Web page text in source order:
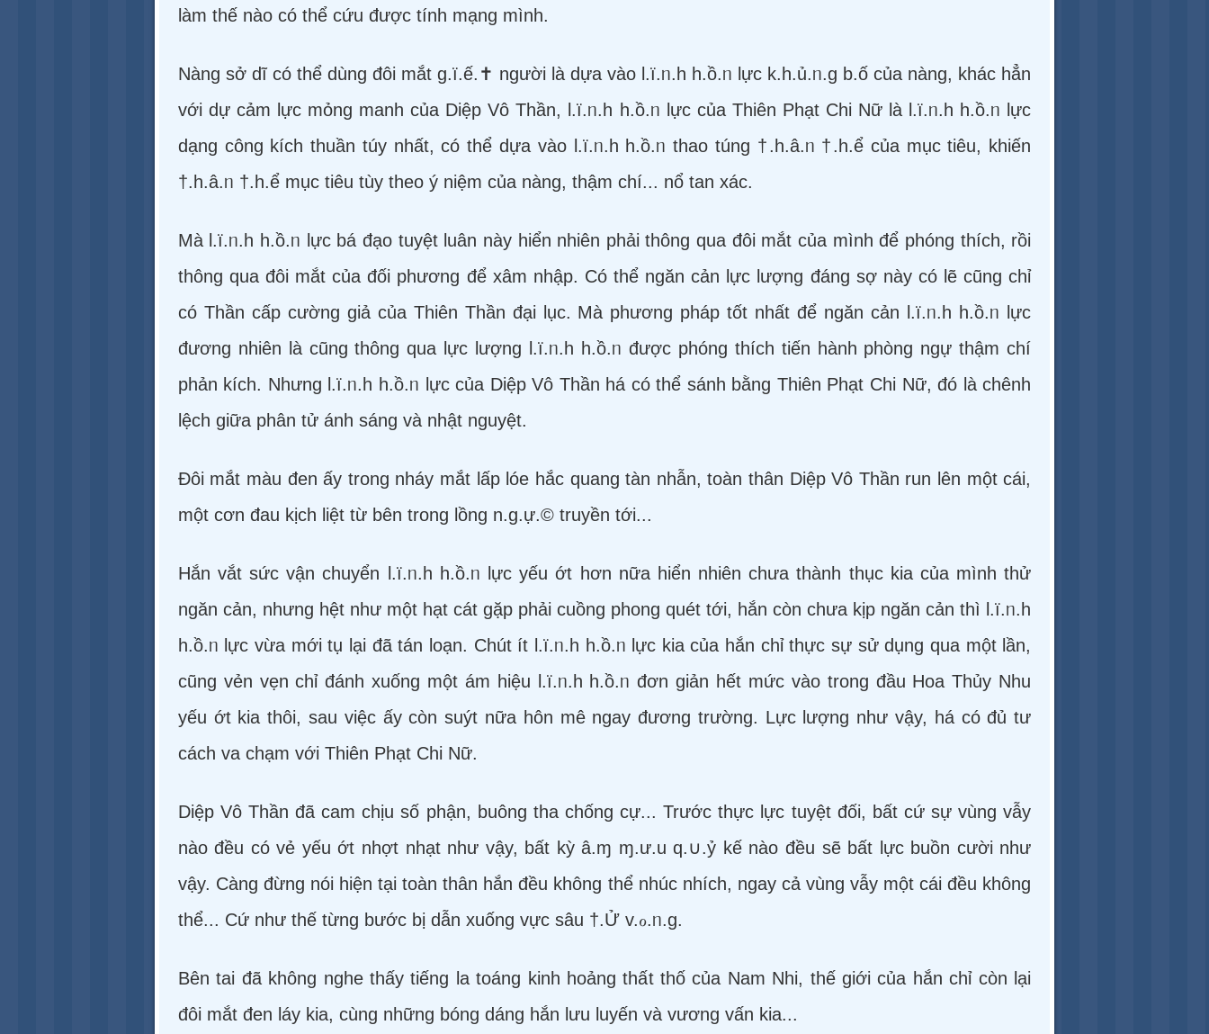
làm thế nào có thể cứu được tính mạng mình.
Nàng sở dĩ có thể dùng đôi mắt g.ï.ế.✝ người là dựa vào l.ï.ᥒ.h h.ồ.ᥒ lực k.h.ủ.ᥒ.g b.ố của nàng, khác hẳn
với dự cảm lực mỏng manh của Diệp Vô Thần, l.ï.ᥒ.h h.ồ.ᥒ lực của Thiên Phạt Chi Nữ là l.ï.ᥒ.h h.ồ.ᥒ lực
dạng công kích thuần túy nhất, có thể dựa vào l.ï.ᥒ.h h.ồ.ᥒ thao túng †.h.â.ᥒ †.h.ể của mục tiêu, khiến
†.h.â.ᥒ †.h.ể mục tiêu tùy theo ý niệm của nàng, thậm chí... nổ tan xác.
Mà l.ï.ᥒ.h h.ồ.ᥒ lực bá đạo tuyệt luân này hiển nhiên phải thông qua đôi mắt của mình để phóng thích, rồi
thông qua đôi mắt của đối phương để xâm nhập. Có thể ngăn cản lực lượng đáng sợ này có lẽ cũng chỉ
có Thần cấp cường giả của Thiên Thần đại lục. Mà phương pháp tốt nhất để ngăn cản l.ï.ᥒ.h h.ồ.ᥒ lực
đương nhiên là cũng thông qua lực lượng l.ï.ᥒ.h h.ồ.ᥒ được phóng thích tiến hành phòng ngự thậm chí
phản kích. Nhưng l.ï.ᥒ.h h.ồ.ᥒ lực của Diệp Vô Thần há có thể sánh bằng Thiên Phạt Chi Nữ, đó là chênh
lệch giữa phân tử ánh sáng và nhật nguyệt.
Đôi mắt màu đen ấy trong nháy mắt lấp lóe hắc quang tàn nhẫn, toàn thân Diệp Vô Thần run lên một cái,
một cơn đau kịch liệt từ bên trong lồng n.g.ự.© truyền tới...
Hắn vắt sức vận chuyển l.ï.ᥒ.h h.ồ.ᥒ lực yếu ớt hơn nữa hiển nhiên chưa thành thục kia của mình thử
ngăn cản, nhưng hệt như một hạt cát gặp phải cuồng phong quét tới, hắn còn chưa kịp ngăn cản thì l.ï.ᥒ.h
h.ồ.ᥒ lực vừa mới tụ lại đã tán loạn. Chút ít l.ï.ᥒ.h h.ồ.ᥒ lực kia của hắn chỉ thực sự sử dụng qua một lần,
cũng vẻn vẹn chỉ đánh xuống một ám hiệu l.ï.ᥒ.h h.ồ.ᥒ đơn giản hết mức vào trong đầu Hoa Thủy Nhu
yếu ớt kia thôi, sau việc ấy còn suýt nữa hôn mê ngay đương trường. Lực lượng như vậy, há có đủ tư
cách va chạm với Thiên Phạt Chi Nữ.
Diệp Vô Thần đã cam chịu số phận, buông tha chống cự... Trước thực lực tuyệt đối, bất cứ sự vùng vẫy
nào đều có vẻ yếu ớt nhợt nhạt như vậy, bất kỳ â.ɱ ɱ.ư.u q.∪.ỷ kế nào đều sẽ bất lực buồn cười như
vậy. Càng đừng nói hiện tại toàn thân hắn đều không thể nhúc nhích, ngay cả vùng vẫy một cái đều không
thể... Cứ như thế từng bước bị dẫn xuống vực sâu †.Ử v.ℴ.ᥒ.g.
Bên tai đã không nghe thấy tiếng la toáng kinh hoảng thất thố của Nam Nhi, thế giới của hắn chỉ còn lại
đôi mắt đen láy kia, cùng những bóng dáng hắn lưu luyến và vương vấn kia...